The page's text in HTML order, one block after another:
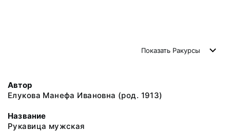
Показать Ракурсы
Автор
Елукова Манефа Ивановна (род. 1913)
Название
Рукавица мужская